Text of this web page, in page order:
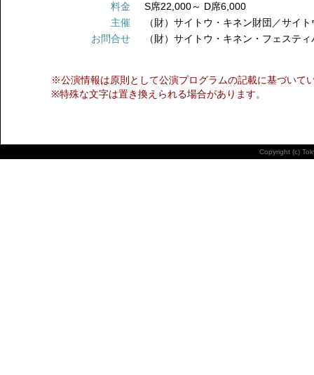
料金
S席22,000～ D席6,000
主催
（財）サイトウ・キネン財団／サイ
お問合せ
（財）サイトウ・キネン・フェステ
※公演情報は原則として公演プログラムの記載に基づいて
※特殊な文字は置き換えられる場合があります。
Copyright (c)